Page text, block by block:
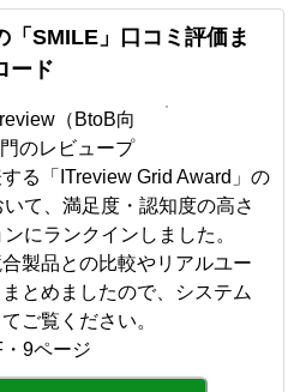
「SMILE」口コミ評価ま
ード
（BtoB向
のレビュープ
る「ITreview Grid Award」の
て、満足度・認知度の高さ
にランクインしました。
製品との比較やリアルユー
とめましたので、システム
ご覧ください。
9ページ